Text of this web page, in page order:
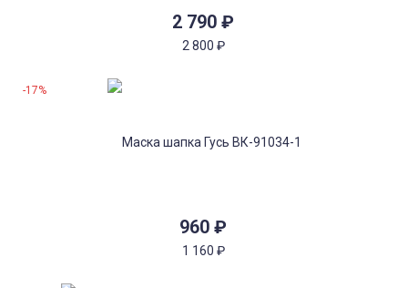
2 790 ₽
2 800 ₽
960 ₽
1 160 ₽
-17%